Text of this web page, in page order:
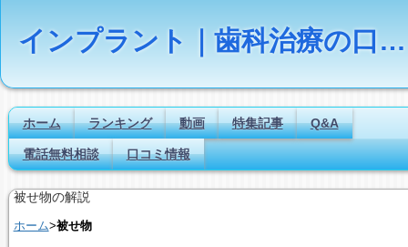
インプラント｜歯科治療の口コミ評判ランキング
ホーム ランキング 動画 特集記事 Q&A
電話無料相談 口コミ情報
被せ物の解説
ホーム>被せ物